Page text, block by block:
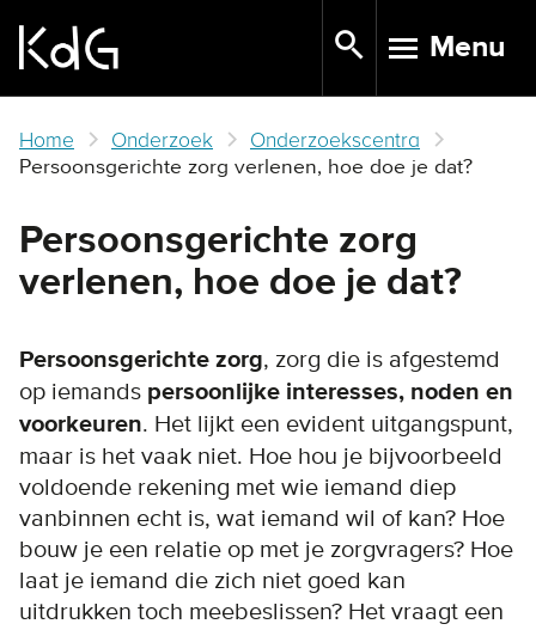
main
TOGGLE
Menu
Home Onderzoek
Onderzoekscentra
Persoonsgerichte zorg verlenen, hoe doe je dat?
Persoonsgerichte zorg
verlenen, hoe doe je dat?
Persoonsgerichte zorg, zorg die is afgestemd
op iemands persoonlijke interesses, noden en
voorkeuren. Het lijkt een evident uitgangspunt,
maar is het vaak niet. Hoe hou je bijvoorbeeld
voldoende rekening met wie iemand diep
vanbinnen echt is, wat iemand wil of kan? Hoe
bouw je een relatie op met je zorgvragers? Hoe
laat je iemand die zich niet goed kan
uitdrukken toch meebeslissen? Het vraagt een